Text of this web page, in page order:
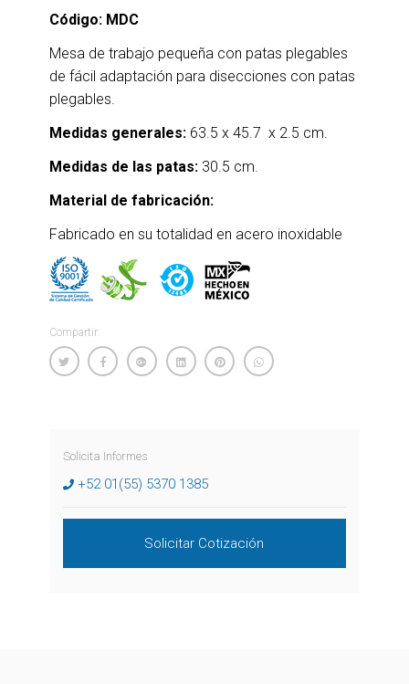
Código: MDC
Mesa de trabajo pequeña con patas plegables
de fácil adaptación para disecciones con patas
plegables.
Medidas generales:63.5 x 45.7 x 2.5 cm.
Medidas de las patas: 30.5 cm.
Material de fabricación:
Fabricado en su totalidad en acero inoxidable
Compartir:
Solicita Informes
+52 01(55) 5370 1385
Solicitar Cotización